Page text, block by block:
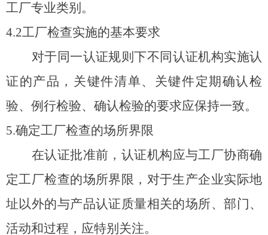
工厂专业类别。
4.2工厂检查实施的基本要求
对于同一认证规则下不同认证机构实施认
证的产品，关键件清单、关键件定期确认检
验、例行检验、确认检验的要求应保持一致。
5.确定工厂检查的场所界限
在认证批准前，认证机构应与工厂协商确
定工厂检查的场所界限，对于生产企业实际地
址以外的与产品认证质量相关的场所、部门、
活动和过程，应特别关注。